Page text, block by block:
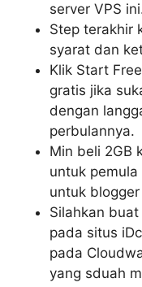
server VPS
Step terakhir
syarat dan
Klik Start
gratis jika
dengan
perbulannya.
Min beli 2GB
untuk pemula
untuk
Silahkan
pada situs
pada
yang sduah